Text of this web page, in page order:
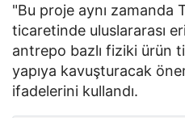
"Bu proje aynı zamanda
ticaretinde uluslararası
antrepo bazlı fiziki ürün
yapıya kavuşturacak
ifadelerini kullandı.